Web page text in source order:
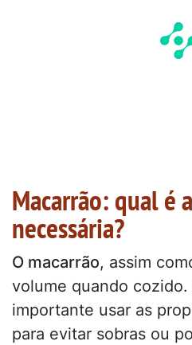
Macarrão: qual é
necessária?
O macarrão, assim
volume quando
importante usar as
para evitar sobras ou